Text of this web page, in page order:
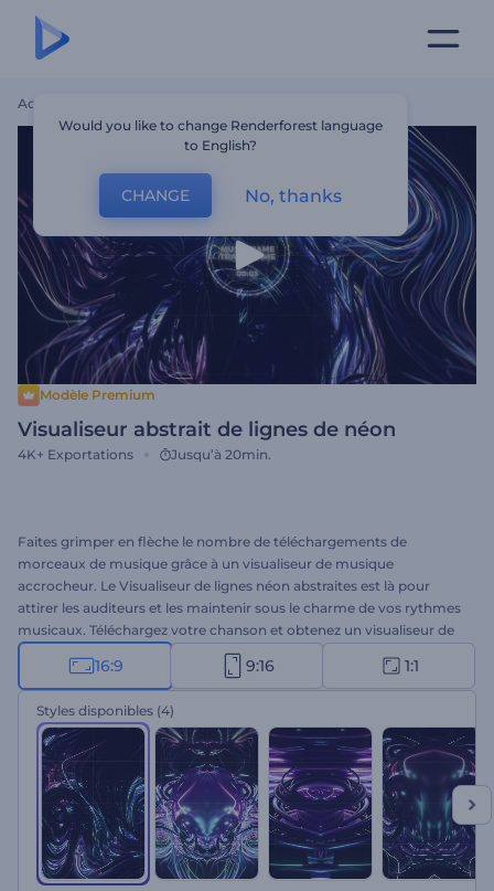
Accueil
Modèle Premium
Visualiseur abstrait de lignes de néon
4K+ Exportations Jusqu’à 20min.
Faites grimper en flèche le nombre de téléchargements de
morceaux de musique grâce à un visualiseur de musique
accrocheur. Le Visualiseur de lignes néon abstraites est là pour
attirer les auditeurs et les maintenir sous le charme de vos rythmes
musicaux. Téléchargez votre chanson et obtenez un visualiseur de
musique professionnel en quelques minutes. Utilisez-le pour
promouvoir votre musique électro, dubstep, hip-hop et dance sur
les charts musicaux, les stations de radio et autres plateformes de
musique numérique. Il convient parfaitement à la diffusion de
singles, à la promotion d'albums musicaux, à la couverture de listes
de lecture de chansons et à bien d'autres projets. Essayez-le
maintenant, c'est gratuit !
16:9 9:16 1:1
Styles disponibles (4)
Would you like to change Renderforest language
to English?
CHANGE No, thanks